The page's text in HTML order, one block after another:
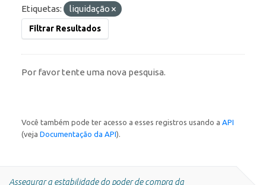
Etiquetas: liquidação
Filtrar Resultados
Por favor tente uma nova pesquisa.
Você também pode ter acesso a esses registros usando a API
(veja Documentação da API).
Assegurar a estabilidade do poder de compra da